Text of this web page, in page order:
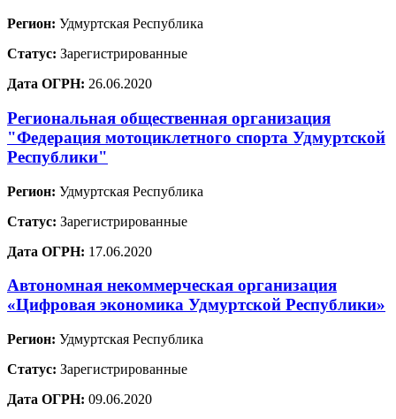
Регион: Удмуртская Республика
Статус: Зарегистрированные
Дата ОГРН: 26.06.2020
Региональная общественная организация
"Федерация мотоциклетного спорта Удмуртской
Республики"
Регион: Удмуртская Республика
Статус: Зарегистрированные
Дата ОГРН: 17.06.2020
Автономная некоммерческая организация
«Цифровая экономика Удмуртской Республики»
Регион: Удмуртская Республика
Статус: Зарегистрированные
Дата ОГРН: 09.06.2020